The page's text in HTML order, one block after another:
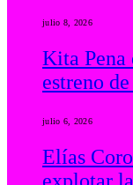
julio 8, 2026
Kita Pena
estreno
julio 6, 2026
Elías
explotar